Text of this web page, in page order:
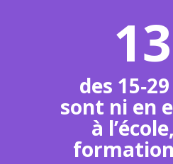
13
des
sont ni en
à
formation